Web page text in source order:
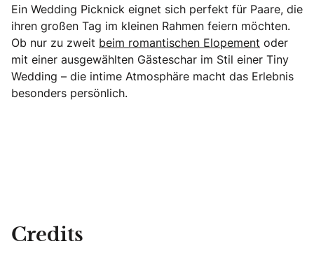
Ein Wedding Picknick eignet sich perfekt für Paare, die
ihren großen Tag im kleinen Rahmen feiern möchten.
Ob nur zu zweit beim romantischen Elopement oder
mit einer ausgewählten Gästeschar im Stil einer Tiny
Wedding – die intime Atmosphäre macht das Erlebnis
besonders persönlich.
Credits